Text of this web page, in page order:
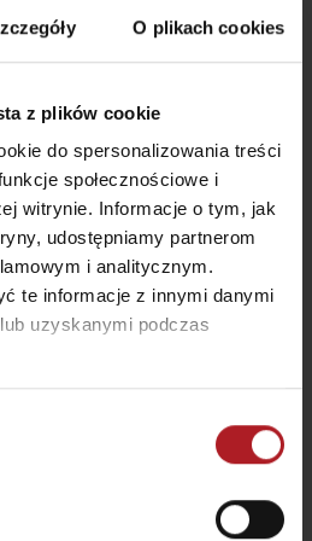
O plikach cookies
z plików cookie
do spersonalizowania treści
społecznościowe i
witrynie. Informacje o tym, jak
udostępniamy partnerom
i analitycznym.
te informacje z innymi danymi
uzyskanymi podczas
Ľubochňa
Restauracja Chata
Magurka
Osada Magurka
Restauracja Vlkolínec